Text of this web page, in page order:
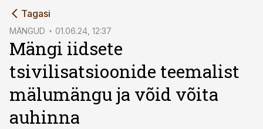
Tagasi
MÄNGUD 01.06.24, 12:37
Mängi iidsete
tsivilisatsioonide teemalist
mälumängu ja võid võita
auhinna